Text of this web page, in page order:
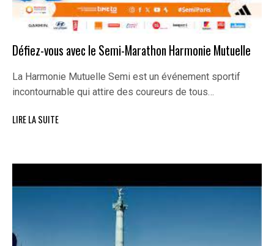
Défiez-vous avec le Semi-Marathon Harmonie Mutuelle
La Harmonie Mutuelle Semi est un événement sportif
incontournable qui attire des coureurs de tous…
LIRE LA SUITE